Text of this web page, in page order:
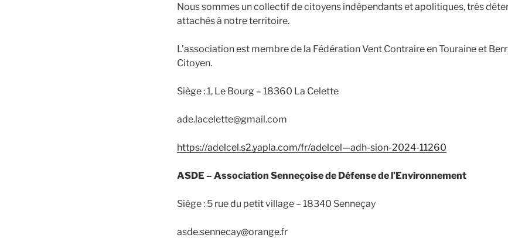
Nous sommes un collectif de citoyens indépendants et apolitiques, très
attachés à notre territoire.
L’association est membre de la Fédération Vent Contraire en Touraine et
Citoyen.
Siège : 1, Le Bourg – 18360 La Celette
ade.lacelette@gmail.com
https://adelcel.s2.yapla.com/fr/adelcel—adh-sion-2024-11260
ASDE – Association Senneçoise de Défense de l’Environnement
Siège : 5 rue du petit village – 18340 Senneçay
asde.sennecay@orange.fr